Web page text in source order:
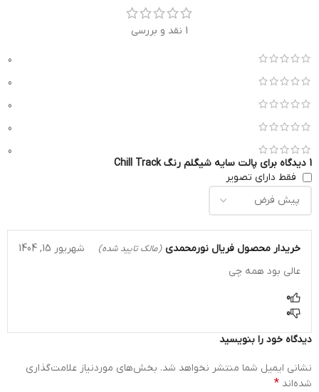
1 نقد و بررسی
0
0
0
0
0
1 دیدگاه برای
پالت سایه شیگلم رنگ Chill Track
فقط دارای تصویر
خریدار محصول فریال نورمحمدی (مالک تایید شده)
شهریور 15, 1404
عالی بود همه چی
0
0
دیدگاه خود را بنویسید
نشانی ایمیل شما منتشر نخواهد شد. بخش‌های موردنیاز علامت‌گذاری
شده‌اند *